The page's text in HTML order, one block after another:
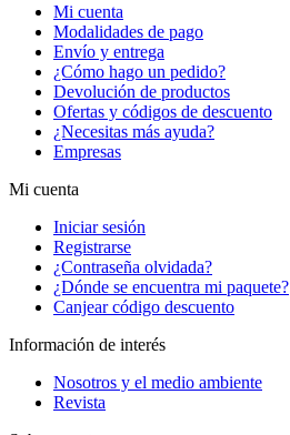
Mi cuenta
Modalidades de pago
Envío y entrega
¿Cómo hago un pedido?
Devolución de productos
Ofertas y códigos de descuento
¿Necesitas más ayuda?
Empresas
Mi cuenta
Iniciar sesión
Registrarse
¿Contraseña olvidada?
¿Dónde se encuentra mi paquete?
Canjear código descuento
Información de interés
Nosotros y el medio ambiente
Revista